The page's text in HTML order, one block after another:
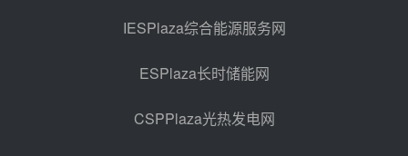
光热示范电站二列蒸汽发生器设备
亚核阀业中标天山北麓100MW光
热发电工程EPC总承包项目熔盐截
止阀、熔盐三偏心蝶阀采购
08-05 17:15
IESPlaza综合能源服务网
ESPlaza长时储能网
CSPPlaza光热发电网